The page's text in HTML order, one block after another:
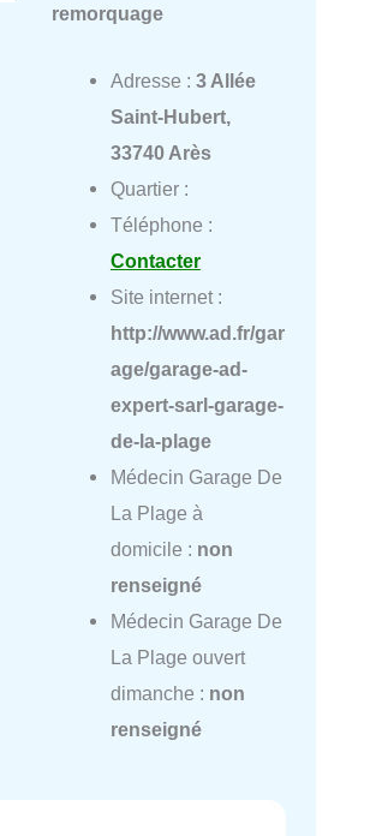
remorquage
Adresse : 3 Allée
Saint-Hubert,
33740 Arès
Quartier :
Téléphone :
Contacter
Site internet :
http://www.ad.fr/gar
age/garage-ad-
expert-sarl-garage-
de-la-plage
Médecin Garage De
La Plage à
domicile : non
renseigné
Médecin Garage De
La Plage ouvert
dimanche : non
renseigné